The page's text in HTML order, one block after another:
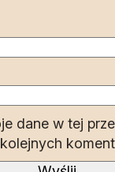
dane w tej